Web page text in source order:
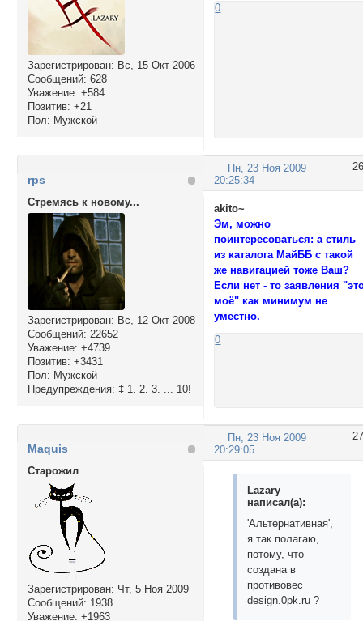
Зарегистрирован: Вс, 15 Окт 2006
Сообщений: 628
Уважение: +584
Позитив: +21
Пол: Мужской
0
26
Пн, 23 Ноя 2009
20:25:34
rps
Стремясь к новому...
Зарегистрирован: Вс, 12 Окт 2008
Сообщений: 22652
Уважение: +4739
Позитив: +3431
Пол: Мужской
Предупреждения: ‡ 1. 2. 3. ... 10!
akito~
Эм, можно
поинтересоваться: а стиль
из каталога МайББ с такой
же навигацией тоже Ваш?
Если нет - то заявления
моё" как минимум не
уместно.
0
27
Пн, 23 Ноя 2009
20:29:05
Maquis
Cтарожил
Зарегистрирован: Чт, 5 Ноя 2009
Сообщений: 1938
Уважение: +1963
Lazary
написал(а):
'Альтернативная',
я так полагаю,
потому, что
создана в
противовес
design.0pk.ru ?